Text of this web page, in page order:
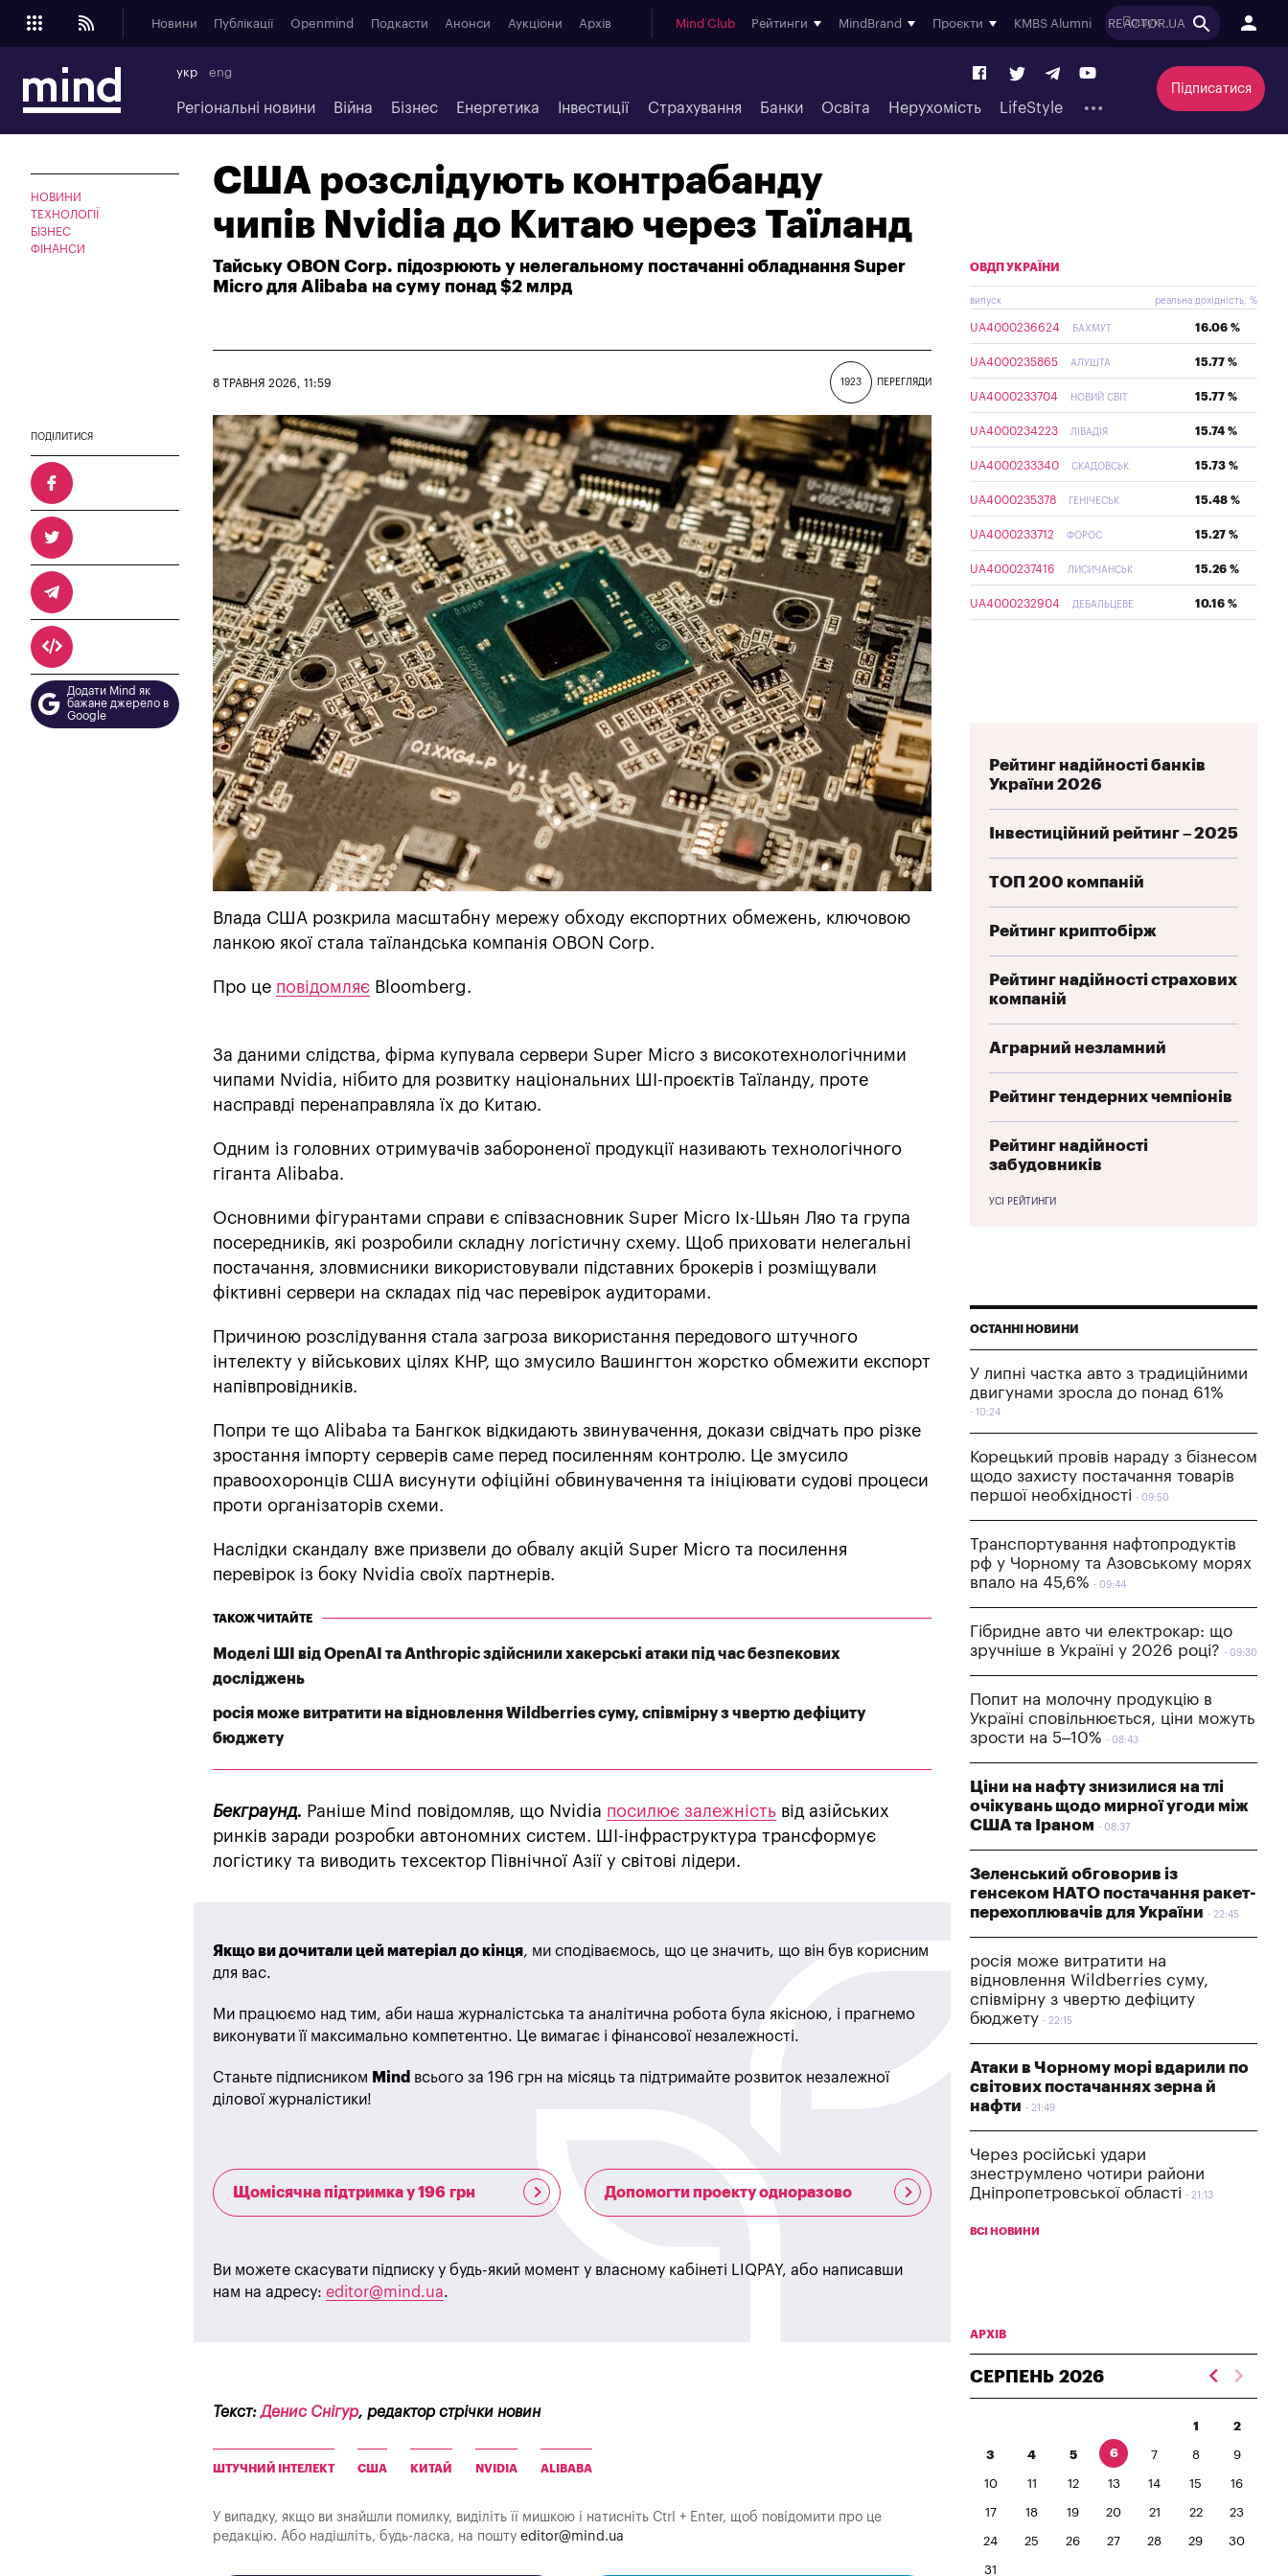
Новини Публікації Openmind Подкасти Анонси Аукціони Архів Mind Club Рейтинги MindBrand Проєкти KMBS Alumni REACTOR.UA
укр eng
Регіональні новини Війна Бізнес Енергетика Інвестиції Страхування Банки Освіта Нерухомість LifeStyle
Підписатися
НОВИНИ
ТЕХНОЛОГІЇ
БІЗНЕС
ФІНАНСИ
США розслідують контрабанду
чипів Nvidia до Китаю через Таїланд
Тайську OBON Corp. підозрюють у нелегальному постачанні обладнання Super
Micro для Alibaba на суму понад $2 млрд
1923 ПЕРЕГЛЯДИ
8 ТРАВНЯ 2026, 11:59
ПОДІЛИТИСЯ
Додати Mind як
бажане джерело в
Google
Влада США розкрила масштабну мережу обходу експортних обмежень, ключовою
ланкою якої стала таїландська компанія OBON Corp.
Про це повідомляє Bloomberg.
За даними слідства, фірма купувала сервери Super Micro з високотехнологічними
чипами Nvidia, нібито для розвитку національних ШІ-проєктів Таїланду, проте
насправді перенаправляла їх до Китаю.
Одним із головних отримувачів забороненої продукції називають технологічного
гіганта Alibaba.
Основними фігурантами справи є співзасновник Super Micro Іх-Шьян Ляо та група
посередників, які розробили складну логістичну схему. Щоб приховати нелегальні
постачання, зловмисники використовували підставних брокерів і розміщували
фіктивні сервери на складах під час перевірок аудиторами.
Причиною розслідування стала загроза використання передового штучного
інтелекту у військових цілях КНР, що змусило Вашингтон жорстко обмежити експорт
напівпровідників.
Попри те що Alibaba та Бангкок відкидають звинувачення, докази свідчать про різке
зростання імпорту серверів саме перед посиленням контролю. Це змусило
правоохоронців США висунути офіційні обвинувачення та ініціювати судові процеси
проти організаторів схеми.
Наслідки скандалу вже призвели до обвалу акцій Super Micro та посилення
перевірок із боку Nvidia своїх партнерів.
ТАКОЖ ЧИТАЙТЕ
Моделі ШІ від OpenAI та Anthropic здійснили хакерські атаки під час безпекових
досліджень
росія може витратити на відновлення Wildberries суму, співмірну з чвертю дефіциту
бюджету
Бекграунд. Раніше Mind повідомляв, що Nvidia посилює залежність від азійських
ринків заради розробки автономних систем. ШІ-інфраструктура трансформує
логістику та виводить техсектор Північної Азії у світові лідери.
Якщо ви дочитали цей матеріал до кінця, ми сподіваємось, що це значить, що він був корисним
для вас.
Ми працюємо над тим, аби наша журналістська та аналітична робота була якісною, і прагнемо
виконувати її максимально компетентно. Це вимагає і фінансової незалежності.
Станьте підписником Mind всього за 196 грн на місяць та підтримайте розвиток незалежної
ділової журналістики!
Щомісячна підтримка у 196 грн Допомогти проекту одноразово
Ви можете скасувати підписку у будь-який момент у власному кабінеті LIQPAY, або написавши
нам на адресу: editor@mind.ua.
Текст:Денис Снігур, редактор стрічки новин
ШТУЧНИЙ ІНТЕЛЕКТ США КИТАЙ NVIDIA ALIBABA
У випадку, якщо ви знайшли помилку, виділіть її мишкою і натисніть Ctrl + Enter, щоб повідомити про це
редакцію. Або надішліть, будь-ласка, на пошту editor@mind.ua
ОВДП УКРАЇНИ
випуск реальна дохідність, %
UA4000236624 БАХМУТ 16.06 %
UA4000235865 АЛУШТА 15.77 %
UA4000233704 НОВИЙ СВІТ 15.77 %
UA4000234223 ЛІВАДІЯ 15.74 %
UA4000233340 СКАДОВСЬК 15.73 %
UA4000235378 ГЕНІЧЕСЬК 15.48 %
UA4000233712 ФОРОС 15.27 %
UA4000237416 ЛИСИЧАНСЬК 15.26 %
UA4000232904 ДЕБАЛЬЦЕВЕ 10.16 %
Рейтинг надійності банків
України 2026
Інвестиційний рейтинг – 2025
ТОП 200 компаній
Рейтинг криптобірж
Рейтинг надійності страхових
компаній
Аграрний незламний
Рейтинг тендерних чемпіонів
Рейтинг надійності
забудовників
УСІ РЕЙТИНГИ
ОСТАННІ НОВИНИ
У липні частка авто з традиційними
двигунами зросла до понад 61%
10:24
Корецький провів нараду з бізнесом
щодо захисту постачання товарів
першої необхідності
09:50
Транспортування нафтопродуктів
рф у Чорному та Азовському морях
впало на 45,6%
09:44
Гібридне авто чи електрокар: що
зручніше в Україні у 2026 році?
09:30
Попит на молочну продукцію в
Україні сповільнюється, ціни можуть
зрости на 5–10%
08:43
Ціни на нафту знизилися на тлі
очікувань щодо мирної угоди між
США та Іраном
08:37
Зеленський обговорив із
генсеком НАТО постачання ракет-
перехоплювачів для України
22:45
росія може витратити на
відновлення Wildberries суму,
співмірну з чвертю дефіциту
бюджету
22:15
Атаки в Чорному морі вдарили по
світових постачаннях зерна й
нафти
21:49
Через російські удари
знеструмлено чотири райони
Дніпропетровської області
21:13
ВСІ НОВИНИ
АРХІВ
СЕРПЕНЬ 2026
1 2
3 4 5 6 7 8 9
10 11 12 13 14 15 16
17 18 19 20 21 22 23
24 25 26 27 28 29 30
31